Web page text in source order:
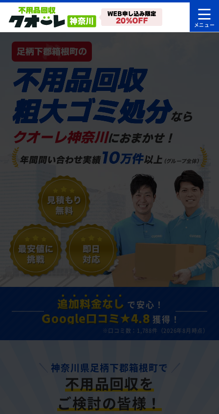
足柄下郡箱根町の
不用品回収
粗大ゴミ処分なら
クオーレ神奈川におまかせ！
追加料金なし で安心！
Google口コミ★4.8 獲得！
※口コミ数：1,788件（2026年8月時点）
神奈川県足柄下郡箱根町で
不用品回収を
ご検討の皆様！